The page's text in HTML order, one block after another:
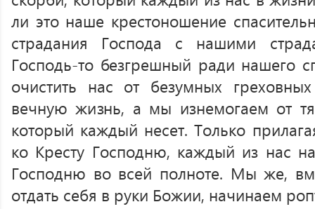
ли это наше крестоношение
страдания Господа с нашими
Господь-то безгрешный ради нашего
очистить нас от безумных
вечную жизнь, а мы изнемогаем от
который каждый несет. Только
ко Кресту Господню, каждый из нас
Господню во всей полноте. Мы же,
отдать себя в руки Божии, начинаем